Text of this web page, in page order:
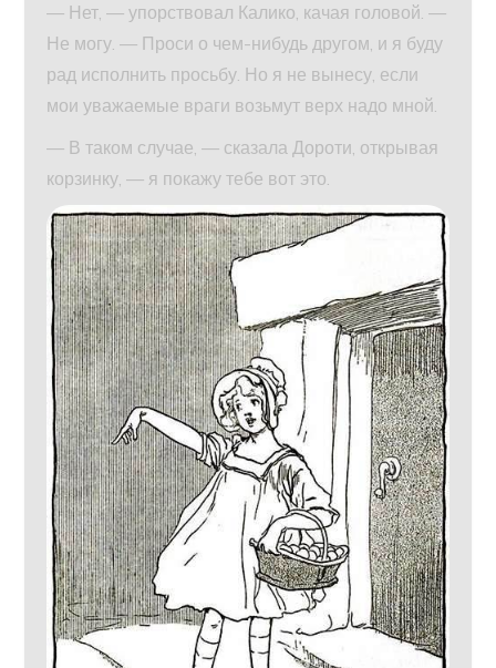
— Нет, — упорствовал Калико, качая головой. —
Не могу. — Проси о чем-нибудь другом, и я буду
рад исполнить просьбу. Но я не вынесу, если
мои уважаемые враги возьмут верх надо мной.
— В таком случае, — сказала Дороти, открывая
корзинку, — я покажу тебе вот это.